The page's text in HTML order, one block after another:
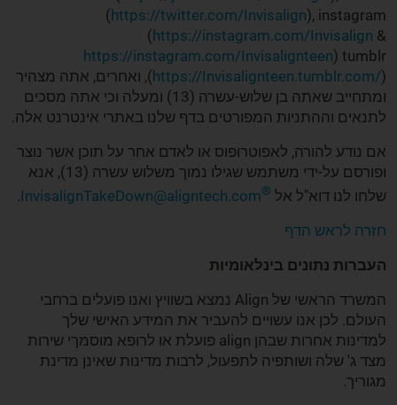
(https://twitter.com/Invisalign), instagram
(https://instagram.com/Invisalign &
https://instagram.com/Invisalignteen) tumblr
(https://Invisalignteen.tumblr.com/ ), ואחרים, אתה מצהיר
ומתחייב שאתה בן שלוש-עשרה (13) ומעלה וכי אתה מסכים
לתנאים וההתניות המפורטים בדף שלנו באתרי אינטרנט אלה.
אם נודע להורה, לאפוטרופוס או לאדם אחר על תוכן אשר נוצר
ופורסם על-ידי משתמש שגילו נמוך משלוש עשרה (13), אנא
שלחו לנו דוא"ל אל ®
InvisalignTakeDown@aligntech.com
.
חזרה לראש הדף
העברות נתונים בינלאומיות
המשרד הראשי של ‏Align‏ נמצא בשוויץ ואנו פועלים ברחבי
העולם. לכן אנו עשויים להעביר את המידע האישי שלך
למדינות אחרות שבהן ‏align‏ פועלת או לרופא מוסמךי שירות
מצד ג' שלה ושותפיה לתפעול, לרבות מדינות שאינן מדינת
מגוריך.